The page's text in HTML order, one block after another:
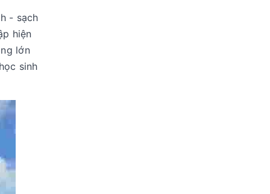
- sạch
hiện
lớn
sinh